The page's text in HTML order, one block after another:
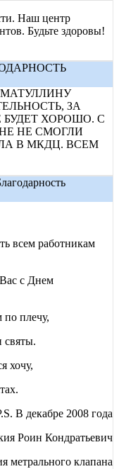
Наш центр
Будьте здоровы!
ЗА
ХОРОШО. С
НЕ СМОГЛИ
В МКДЦ. ВСЕМ
всем работникам
с Днем
плечу,
святы.
хочу,
В декабре 2008 года
Роин Кондратьевич
метрального клапана